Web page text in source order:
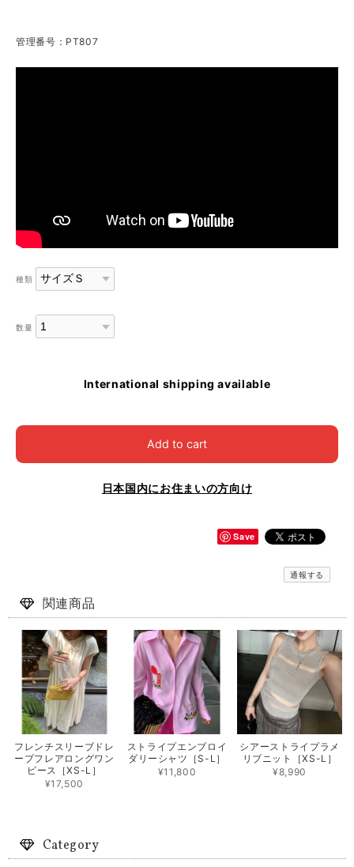
管理番号：PT807
種類
数量
International shipping available
Add to cart
日本国内にお住まいの方向け
Save
通報する
関連商品
フレンチスリーブドレ
ープフレアロングワン
ピース［XS-L］
¥17,500
ストライプエンブロイ
ダリーシャツ［S-L］
¥11,800
シアーストライプラメ
リブニット［XS-L］
¥8,990
Category